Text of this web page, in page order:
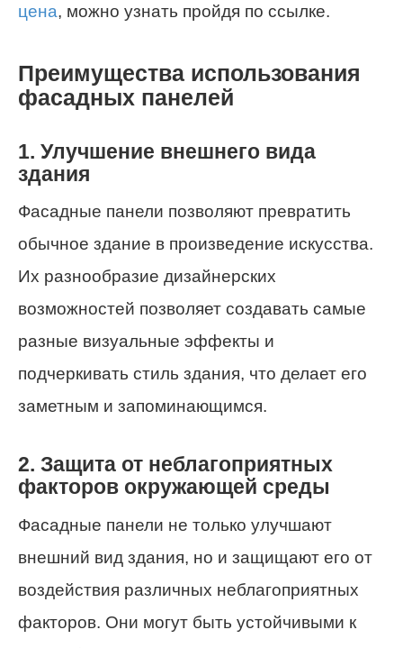
цена, можно узнать пройдя по ссылке.
Преимущества использования
фасадных панелей
1. Улучшение внешнего вида
здания
Фасадные панели позволяют превратить
обычное здание в произведение искусства.
Их разнообразие дизайнерских
возможностей позволяет создавать самые
разные визуальные эффекты и
подчеркивать стиль здания, что делает его
заметным и запоминающимся.
2. Защита от неблагоприятных
факторов окружающей среды
Фасадные панели не только улучшают
внешний вид здания, но и защищают его от
воздействия различных неблагоприятных
факторов. Они могут быть устойчивыми к